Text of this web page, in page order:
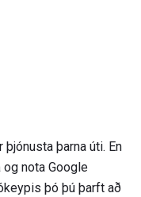
þarna úti. En
nota Google
þó þú þarft að